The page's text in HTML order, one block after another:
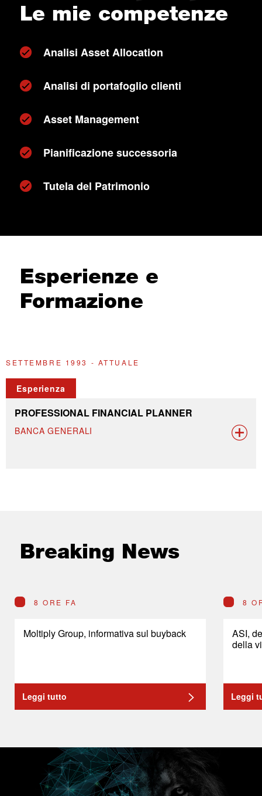
Le mie competenze
Analisi Asset Allocation
Analisi di portafoglio clienti
Asset Management
Pianificazione successoria
Tutela del Patrimonio
Esperienze e
Formazione
SETTEMBRE 1993 - ATTUALE
Esperienza
PROFESSIONAL FINANCIAL PLANNER
BANCA GENERALI
Breaking News
8 ORE FA
Moltiply Group, informativa sul buyback
Leggi tutto
8
ASI,
della
Leggi